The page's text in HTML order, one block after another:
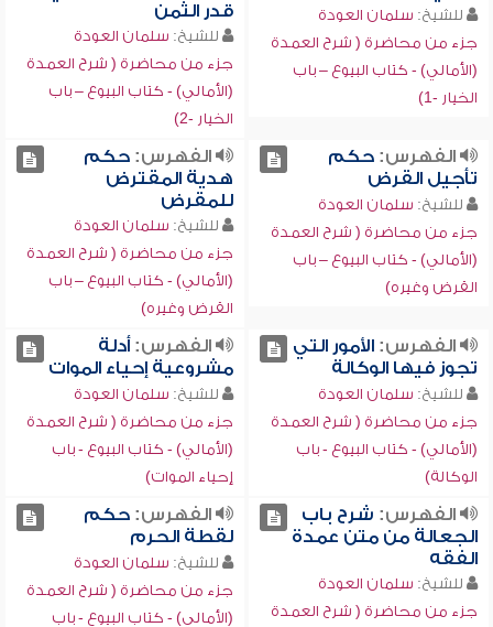
للشيخ: سلمان العودة
جزء من محاضرة ( شرح العمدة
(الأمالي) - كتاب البيوع – باب
الخيار -1)
قدر الثمن
للشيخ: سلمان العودة
جزء من محاضرة ( شرح العمدة
(الأمالي) - كتاب البيوع – باب
الخيار -2)
الفهرس:حكم
تأجيل القرض
للشيخ: سلمان العودة
جزء من محاضرة ( شرح العمدة
(الأمالي) - كتاب البيوع – باب
القرض وغيره)
الفهرس:حكم
هدية المقترض
للمقرض
للشيخ: سلمان العودة
جزء من محاضرة ( شرح العمدة
(الأمالي) - كتاب البيوع – باب
القرض وغيره)
الفهرس:الأمور التي
تجوز فيها الوكالة
للشيخ: سلمان العودة
جزء من محاضرة ( شرح العمدة
(الأمالي) - كتاب البيوع - باب
الوكالة)
الفهرس:أدلة
مشروعية إحياء الموات
للشيخ: سلمان العودة
جزء من محاضرة ( شرح العمدة
(الأمالي) - كتاب البيوع - باب
إحياء الموات)
الفهرس: شرح باب
الجعالة من متن عمدة
الفقه
للشيخ: سلمان العودة
جزء من محاضرة ( شرح العمدة
الفهرس:حكم
لقطة الحرم
للشيخ: سلمان العودة
جزء من محاضرة ( شرح العمدة
(الأمالي) - كتاب البيوع - باب